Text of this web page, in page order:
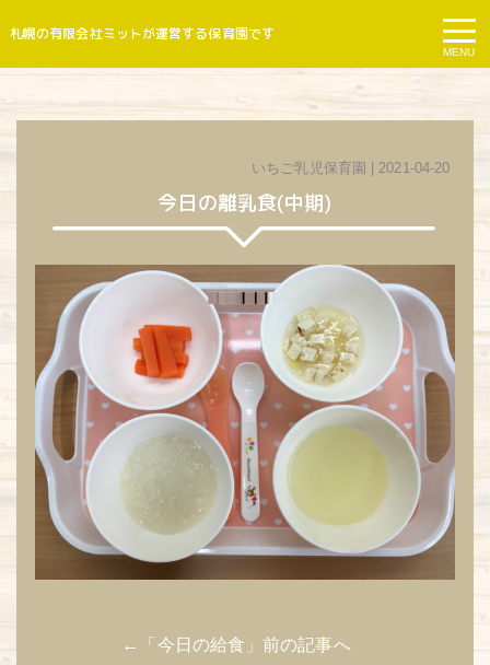
札幌の有限会社ミットが運営する保育園です
MENU
いちご乳児保育園 | 2021-04-20
今日の離乳食(中期)
←「 今日の給食 」前の記事へ